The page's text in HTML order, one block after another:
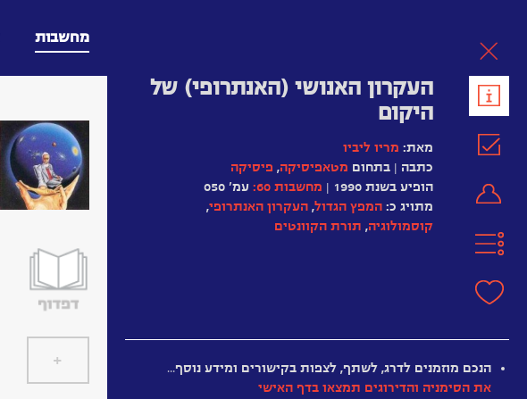
מחשבות
+
העקרון האנושי (האנתרופי) של
היקום
מאת: מריו ליביו
כתבה | בתחום מטאפיסיקה, פיסיקה
הופיע בשנת 1990 |
מחשבות 60:
עמ' 050
מתויג כ: המפץ הגדול, העקרון האנתרופי,
קוסמולוגיה, תורת הקוונטים
פאול
מחילות
תולעים
הנכם מוזמנים לדרג, לשתף, לצפות בקישורים ומידע נוסף…
את הסימניה והדירוגים תמצאו בדף האישי